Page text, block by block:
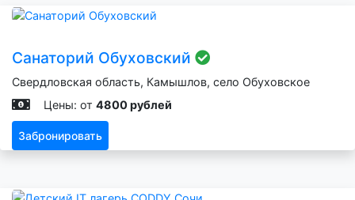
Санаторий Обуховский
Свердловская область, Камышлов, село Обуховское
Цены: от 4800 рублей
Забронировать